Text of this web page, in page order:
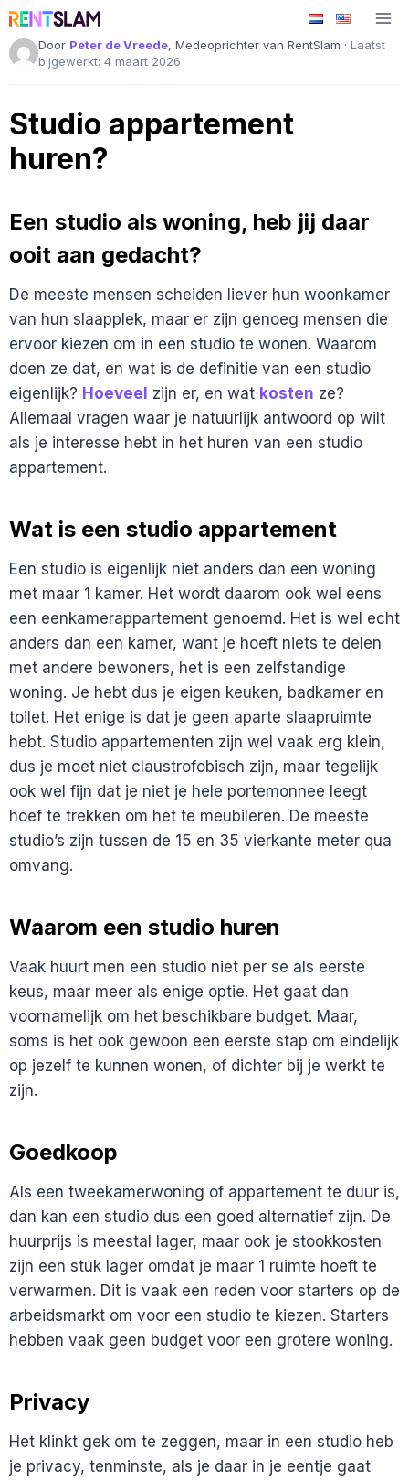
Ga
naar
de
Door Peter de Vreede, Medeoprichter van RentSlam · Laatst
bijgewerkt: 4 maart 2026
Studio appartement
huren?
Een studio als woning, heb jij daar
ooit aan gedacht?
De meeste mensen scheiden liever hun woonkamer
van hun slaapplek, maar er zijn genoeg mensen die
ervoor kiezen om in een studio te wonen. Waarom
doen ze dat, en wat is de definitie van een studio
eigenlijk? Hoeveel zijn er, en wat kosten ze?
Allemaal vragen waar je natuurlijk antwoord op wilt
als je interesse hebt in het huren van een studio
appartement.
Wat is een studio appartement
Een studio is eigenlijk niet anders dan een woning
met maar 1 kamer. Het wordt daarom ook wel eens
een eenkamerappartement genoemd. Het is wel echt
anders dan een kamer, want je hoeft niets te delen
met andere bewoners, het is een zelfstandige
woning. Je hebt dus je eigen keuken, badkamer en
toilet. Het enige is dat je geen aparte slaapruimte
hebt. Studio appartementen zijn wel vaak erg klein,
dus je moet niet claustrofobisch zijn, maar tegelijk
ook wel fijn dat je niet je hele portemonnee leegt
hoef te trekken om het te meubileren. De meeste
studio’s zijn tussen de 15 en 35 vierkante meter qua
omvang.
Waarom een studio huren
Vaak huurt men een studio niet per se als eerste
keus, maar meer als enige optie. Het gaat dan
voornamelijk om het beschikbare budget. Maar,
soms is het ook gewoon een eerste stap om eindelijk
op jezelf te kunnen wonen, of dichter bij je werkt te
zijn.
Goedkoop
Als een tweekamerwoning of appartement te duur is,
dan kan een studio dus een goed alternatief zijn. De
huurprijs is meestal lager, maar ook je stookkosten
zijn een stuk lager omdat je maar 1 ruimte hoeft te
verwarmen. Dit is vaak een reden voor starters op de
arbeidsmarkt om voor een studio te kiezen. Starters
hebben vaak geen budget voor een grotere woning.
Privacy
Het klinkt gek om te zeggen, maar in een studio heb
je privacy, tenminste, als je daar in je eentje gaat